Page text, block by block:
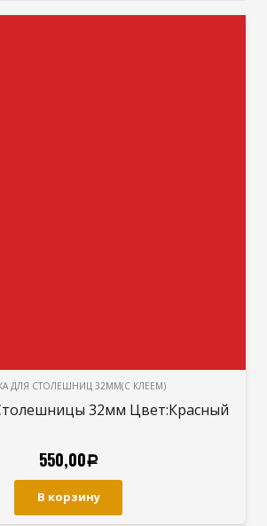
ДЛЯ СТОЛЕШНИЦ 32ММ(С КЛЕЕМ)
32мм Цвет:Красный
550,00Р
В корзину